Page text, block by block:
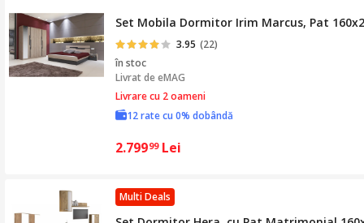
Set Mobila Dormitor Irim Marcus, Pat
3.95 (22)
în stoc
Livrat deeMAG
Livrare cu 2 oameni
12 rate cu 0% dobândă
2.79999 Lei
Multi Deals